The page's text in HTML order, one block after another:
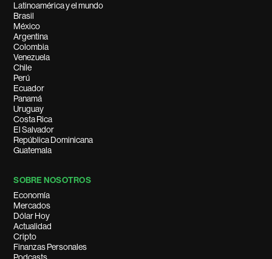
Latinoamérica y el mundo
Brasil
México
Argentina
Colombia
Venezuela
Chile
Perú
Ecuador
Panamá
Uruguay
Costa Rica
El Salvador
República Dominicana
Guatemala
SOBRE NOSOTROS
Economía
Mercados
Dólar Hoy
Actualidad
Cripto
Finanzas Personales